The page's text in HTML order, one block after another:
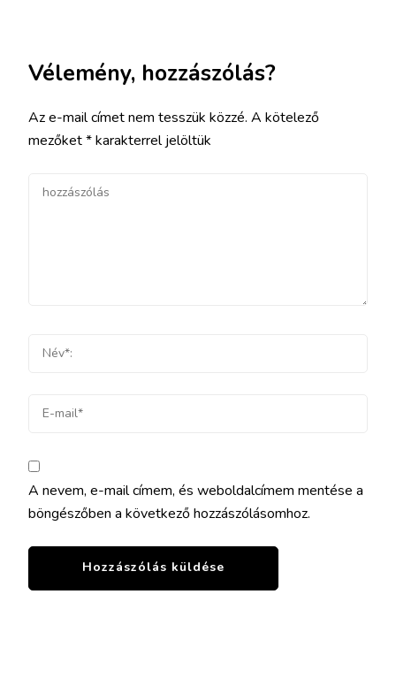
Vélemény, hozzászólás?
Az e-mail címet nem tesszük közzé. A kötelező
mezőket*karakterrel jelöltük
A nevem, e-mail címem, és weboldalcímem mentése a
böngészőben a következő hozzászólásomhoz.